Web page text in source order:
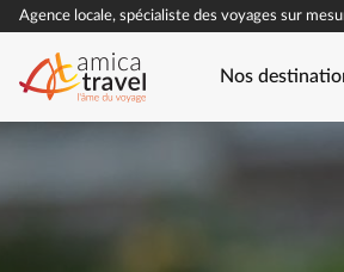
Agence locale, spécialiste des voyages sur
Nos